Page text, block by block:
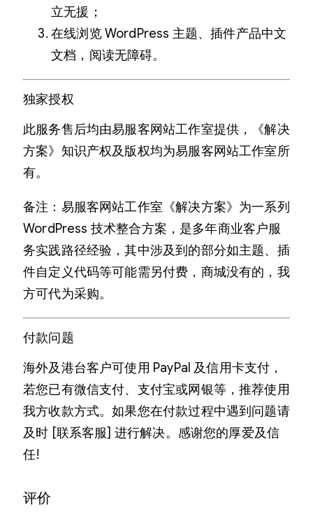
立无援；
在线浏览 WordPress 主题、插件产品中文
文档，阅读无障碍。
独家授权
此服务售后均由易服客网站工作室提供，《解决
方案》知识产权及版权均为易服客网站工作室所
有。
备注：易服客网站工作室《解决方案》为一系列
WordPress 技术整合方案，是多年商业客户服
务实践路径经验，其中涉及到的部分如主题、插
件自定义代码等可能需另付费，商城没有的，我
方可代为采购。
付款问题
海外及港台客户可使用 PayPal 及信用卡支付，
若您已有微信支付、支付宝或网银等，推荐使用
我方收款方式。如果您在付款过程中遇到问题请
及时 [联系客服] 进行解决。感谢您的厚爱及信
任!
评价